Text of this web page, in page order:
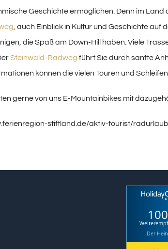
Geschichte ermöglichen. Denn im
, auch Einblick in Kultur und Geschichte
die Spaß am Down-Hill haben. Viele
Steinwald-Radweg führt Sie durch sanfte
können die vielen Touren und
gerne von uns E-Mountainbikes mit
stiftland.de/aktiv-tourist/
Der